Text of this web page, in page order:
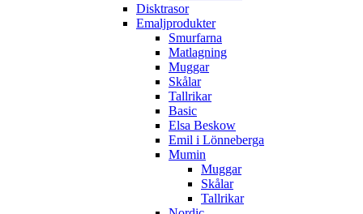
Disktrasor
Emaljprodukter
Smurfarna
Matlagning
Muggar
Skålar
Tallrikar
Basic
Elsa Beskow
Emil i Lönneberga
Mumin
Muggar
Skålar
Tallrikar